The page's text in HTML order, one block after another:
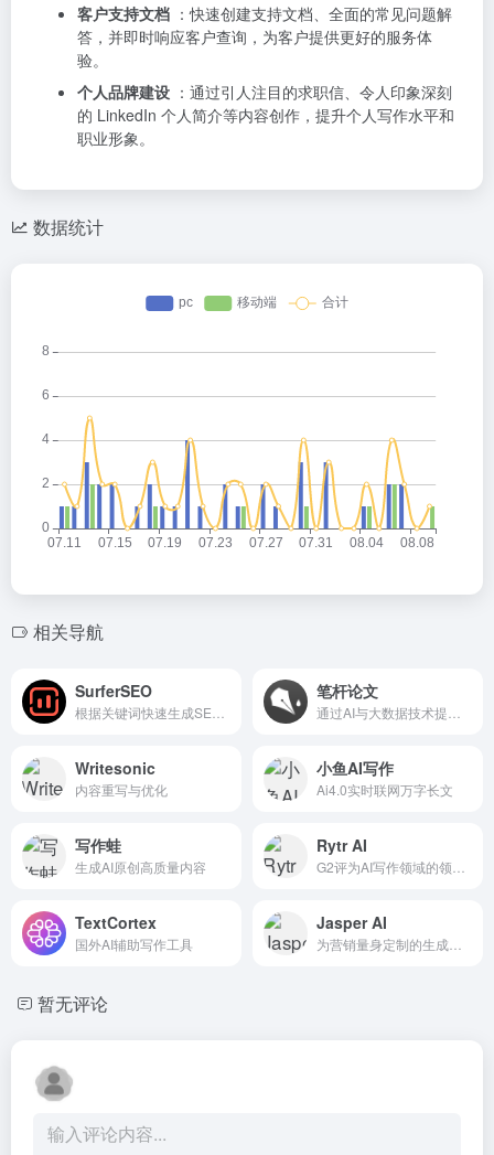
客户支持文档 ：快速创建支持文档、全面的常见问题解
答，并即时响应客户查询，为客户提供更好的服务体
验。
个人品牌建设 ：通过引人注目的求职信、令人印象深刻
的 LinkedIn 个人简介等内容创作，提升个人写作水平和
职业形象。
数据统计
相关导航
SurferSEO 笔杆论文
Writesonic
内容重写与优化
小鱼AI写作
Ai4.0实时联网万字长文
写作蛙
生成AI原创高质量内容
Rytr AI
TextCortex
国外AI辅助写作工具
Jasper AI
暂无评论